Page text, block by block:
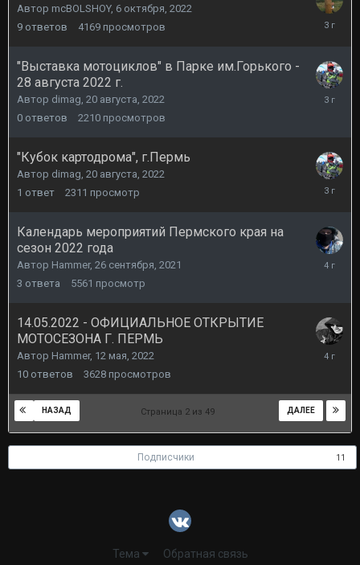
Автор mcBOLSHOY, 6 октября, 2022
9 ответов 4169 просмотров
19
"Выставка мотоциклов" в Парке им.Горького -
28 августа 2022 г.
Автор dimag, 20 августа, 2022
0 ответов 2210 просмотров
20
"Кубок картодрома", г.Пермь
Автор dimag, 20 августа, 2022
1 ответ 2311 просмотр
20
Календарь мероприятий Пермского края на
сезон 2022 года
Автор Hammer, 26 сентября, 2021
3 ответа 5561 просмотр
14.05.2022 - ОФИЦИАЛЬНОЕ ОТКРЫТИЕ
МОТОСЕЗОНА Г. ПЕРМЬ
Автор Hammer, 12 мая, 2022
10 ответов 3628 просмотров
20
НАЗАД ДАЛЕЕ
Страница 2 из 49
Подписчики 11
Тема Обратная связь